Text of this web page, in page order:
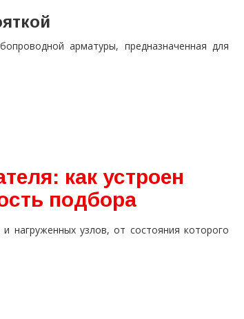
арматуры, предназначенная для
как устроен
подбора
нагруженных узлов, от состояния которого